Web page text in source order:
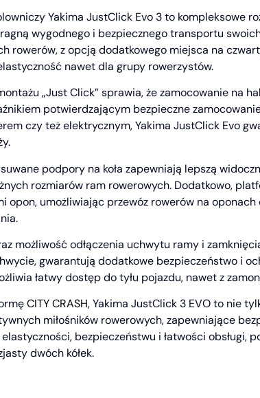
Yakima JustClick Evo 3 to kompleksowe
wygodnego i bezpiecznego transportu
rowerów, z opcją dodatkowego miejsca na
nawet dla grupy rowerzystów.
„Just Click” sprawia, że zamocowanie na
potwierdzającym bezpieczne
czy też elektrycznym, Yakima JustClick Evo
podpory na koła zapewniają lepszą
rozmiarów ram rowerowych. Dodatkowo,
opon, umożliwiając przewóz rowerów na oponach
możliwość odłączenia uchwytu ramy i
gwarantują dodatkowe bezpieczeństwo i
łatwy dostęp do tyłu pojazdu, nawet z
CITY CRASH, Yakima JustClick 3 EVO to nie
miłośników rowerowych, zapewniające
bezpieczeństwu i łatwości obsługi,
dwóch kółek.